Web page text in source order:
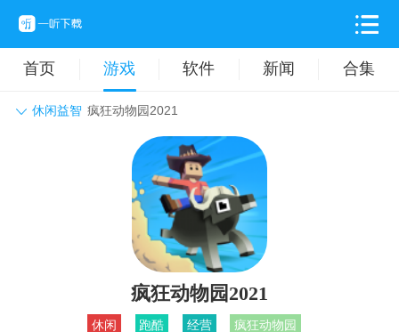
首页 游戏 软件 新闻 合集
休闲益智 疯狂动物园2021
动作格斗 休闲益智
卡牌对战 音乐舞蹈
挂机养成
疯狂动物园2021
休闲 跑酷 经营 疯狂动物园